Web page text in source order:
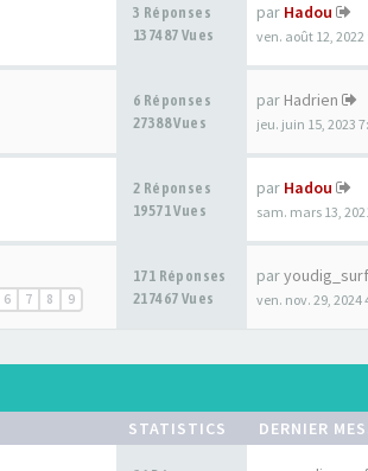
3 Réponses
137487 Vues
par Hadou
ven. août 12, 2022
6 Réponses
27388 Vues
par Hadrien
jeu. juin 15, 2023
2 Réponses
19571 Vues
par Hadou
sam. mars 13,
6 7 8 9
171 Réponses
217467 Vues
paryoudig_surf
ven. nov. 29, 2024
STATISTICS DERNIER